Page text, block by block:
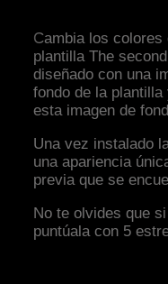
Cambia los
plantilla The
diseñado con una
fondo de la
esta imagen de
Una vez instalado
una apariencia
previa que se
No te olvides que
puntúala con 5